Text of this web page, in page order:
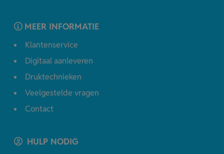
MEER INFORMATIE
Klantenservice
Digitaal aanleveren
Druktechnieken
Veelgestelde vragen
Contact
HULP NODIG